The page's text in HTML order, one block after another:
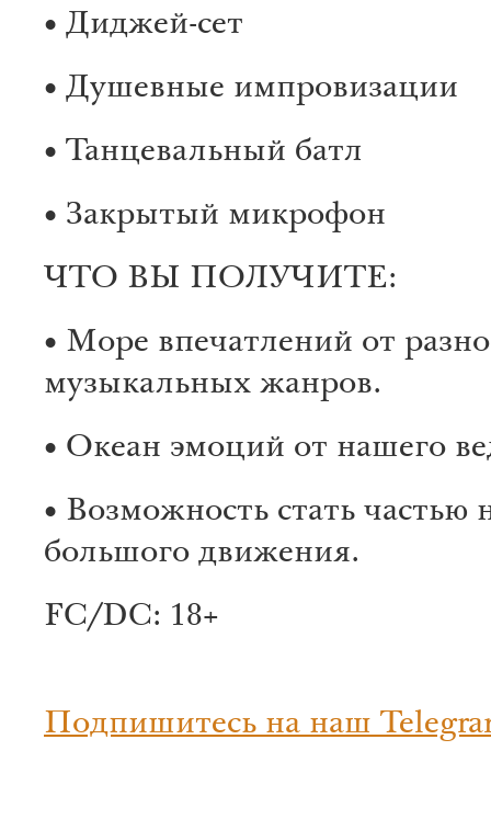
• Диджей-сет
• Душевные импровизации
• Танцевальный батл
• Закрытый микрофон
ЧТО ВЫ ПОЛУЧИТЕ:
• Море впечатлений от
музыкальных жанров.
• Океан эмоций от нашего
• Возможность стать частью
большого движения.
FC/DC: 18+
Подпишитесь на наш